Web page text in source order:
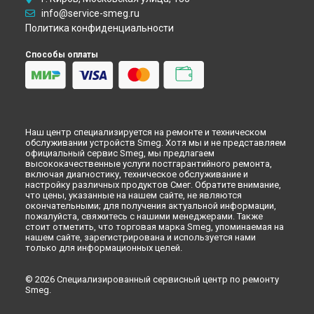
Ульяновске
Ремонт электропроводки кухонной плиты Smeg в
Оренбурге
Ремонт электропроводки кухонной плиты Smeg в
Кемерово
Ремонт электропроводки кухонной плиты Smeg вРязани
Ремонт электропроводки кухонной плиты Smeg в
Астрахани
Ремонт электропроводки кухонной плиты Smeg в
Набережных Челнах
Ремонт электропроводки кухонной плиты Smeg в
info@service-smeg.ru
Политика конфиденциальности
Способы оплаты
Наш центр специализируется на ремонте и техническом
обслуживании устройств Smeg. Хотя мы и не представляем
официальный сервис Smeg, мы предлагаем
высококачественные услуги постгарантийного ремонта,
включая диагностику, техническое обслуживание и
настройку различных продуктов Смег. Обратите внимание,
что цены, указанные на нашем сайте, не являются
окончательными; для получения актуальной информации,
пожалуйста, свяжитесь с нашими менеджерами. Также
стоит отметить, что торговая марка Smeg, упоминаемая на
нашем сайте, зарегистрирована и используется нами
только для информационных целей.
© 2026 Специализированный сервисный центр по ремонту
Smeg.